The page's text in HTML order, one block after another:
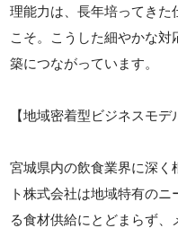
理能力は、長年培ってきた
こそ。こうした細やかな
築につながっています。
【地域密着型ビジネスモデ
宮城県内の飲食業界に深く
ト株式会社は地域特有の
る食材供給にとどまらず